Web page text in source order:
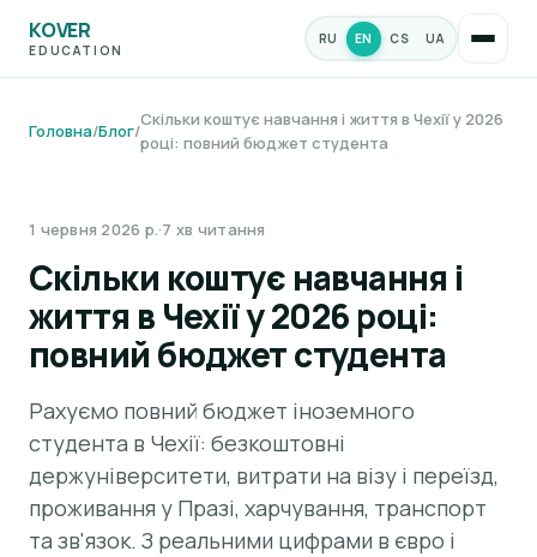
KOVER
EDUCATION
RU EN CS UA
Головна/Блог/
Скільки коштує навчання і життя в Чехії у 2026
році: повний бюджет студента
1 червня 2026 р.·7 хв читання
Скільки коштує навчання і
життя в Чехії у 2026 році:
повний бюджет студента
Рахуємо повний бюджет іноземного
студента в Чехії: безкоштовні
держуніверситети, витрати на візу і переїзд,
проживання у Празі, харчування, транспорт
та зв'язок. З реальними цифрами в євро і